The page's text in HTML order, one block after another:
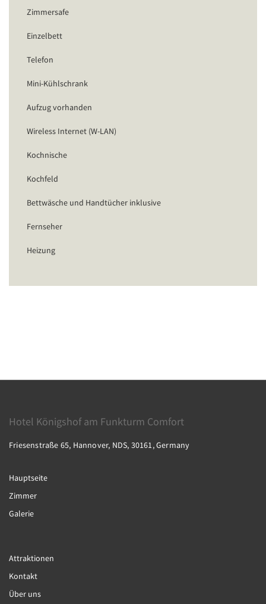
Zimmersafe
Einzelbett
Telefon
Mini-Kühlschrank
Aufzug vorhanden
Wireless Internet (W-LAN)
Kochnische
Kochfeld
Bettwäsche und Handtücher inklusive
Fernseher
Heizung
Hotel Königshof am Funkturm Comfort
Friesenstraße 65, Hannover, NDS, 30161, Germany
Hauptseite
Zimmer
Galerie
Attraktionen
Kontakt
Über uns